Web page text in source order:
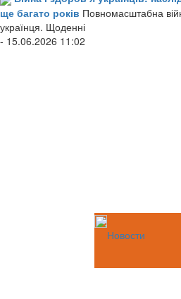
ще багато років Повномасштабна
українця. Щоденні
- 15.06.2026 11:02
Новости